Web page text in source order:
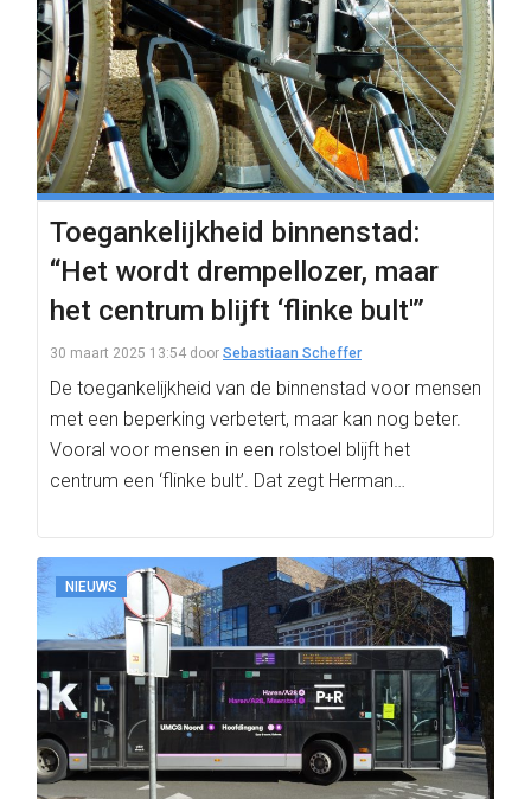
Toegankelijkheid binnenstad:
“Het wordt drempellozer, maar
het centrum blijft ‘flinke bult'”
30 maart 2025 13:54 door Sebastiaan Scheffer
De toegankelijkheid van de binnenstad voor mensen
met een beperking verbetert, maar kan nog beter.
Vooral voor mensen in een rolstoel blijft het
centrum een ‘flinke bult’. Dat zegt Herman…
NIEUWS